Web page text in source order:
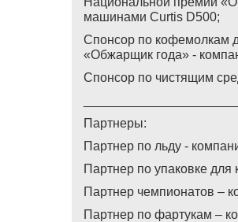
машинами Curtis D500;
Спонсор по кофемолкам
«Обжарщик года» -
Спонсор по чистящим
Партнеры:
Партнер по льду -
Партнер по упаковке
Партнер чемпионатов –
Партнер по фартукам –